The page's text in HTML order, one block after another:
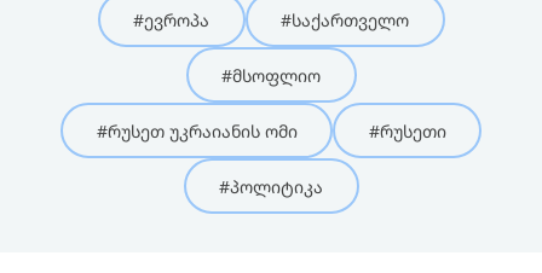
#ევროპა #საქართველო
#მსოფლიო
#რუსეთ უკრაიანის ომი #რუსეთი
#პოლიტიკა